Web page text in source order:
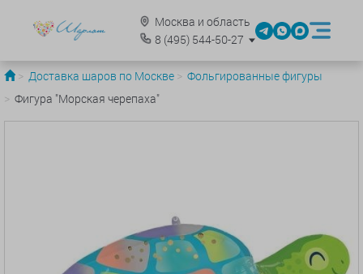
Москва и область
8 (495)544-50-27
Доставка шаров по Москве
Фольгированные фигуры
Фигура "Морская черепаха"